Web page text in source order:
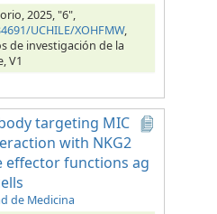
2025, "6",
UCHILE/XOHFMW,
de investigación de la
V1
targeting MIC
with NKG2
effector functions ag
de Medicina